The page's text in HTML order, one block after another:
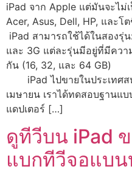
iPad จาก Apple แต่มันจะไม่
Acer, Asus, Dell, HP, และ
iPad สามารถใช้ได้ในสองรุ่
และ 3G แต่ละรุ่นมีอยู่ที่มีคว
กัน (16, 32, และ 64 GB) ก
iPad ไปขายในประเทศส
เมษายน เราได้ทดสอบฐานแ
แดปเตอร์ […]
ดูทีวีบน iPad
แบกทีวีจอแบ